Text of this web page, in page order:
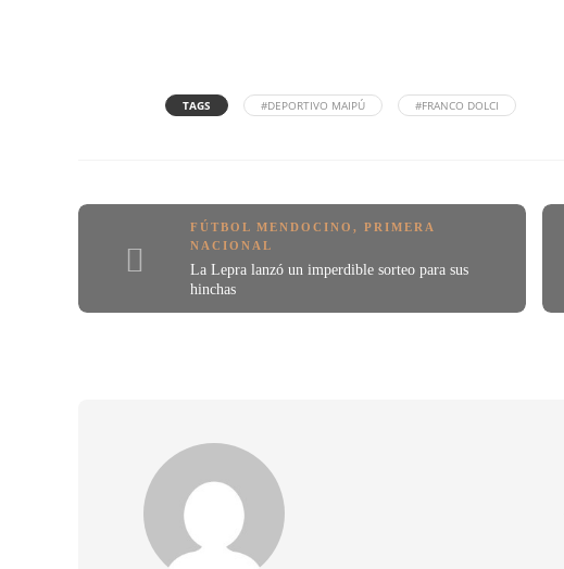
TAGS #DEPORTIVO MAIPÚ #FRANCO DOLCI
FÚTBOL MENDOCINO,PRIMERA
NACIONAL
La Lepra lanzó un imperdible sorteo para sus
hinchas